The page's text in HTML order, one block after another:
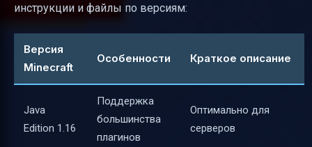
инструкции и файлы по версиям:
Версия
Minecraft
Особенности Краткое описание
Java
Edition 1.16
Поддержка
большинства
плагинов
Оптимально для
серверов